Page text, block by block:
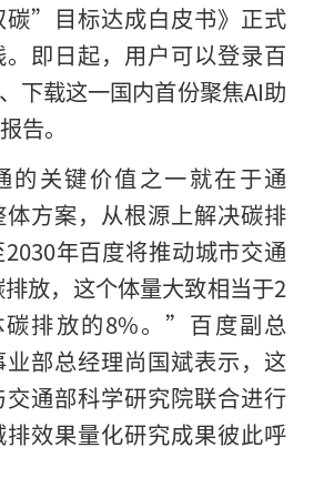
”目标达成白皮书》正式
即日起，用户可以登录百
下载这一国内首份聚焦AI助
告。
的关键价值之一就在于通
方案，从根源上解决碳排
年百度将推动城市交通
放，这个体量大致相当于2
碳排放的8%。”百度副总
部总经理尚国斌表示，这
通部科学研究院联合进行
效果量化研究成果彼此呼